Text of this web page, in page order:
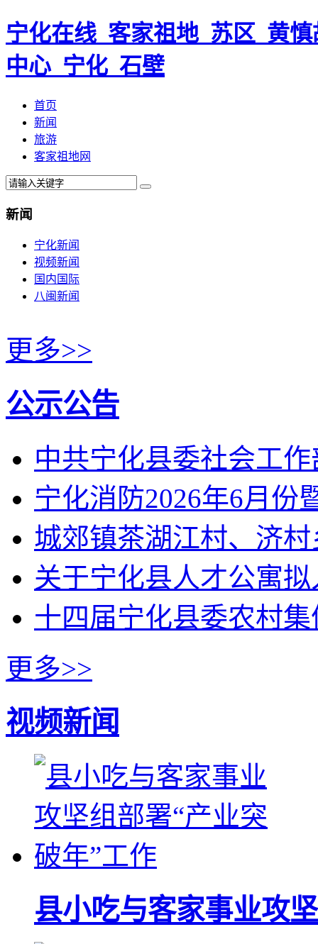
宁化在线_客家祖地_苏区_黄
中心_宁化_石壁
首页
新闻
旅游
客家祖地网
新闻
宁化新闻
视频新闻
国内国际
八闽新闻
更多>>
公示公告
中共宁化县委社会工
宁化消防2026年6月
城郊镇茶湖江村、济
关于宁化县人才公寓
十四届宁化县委农村
更多>>
视频新闻
县小吃与客家事业攻